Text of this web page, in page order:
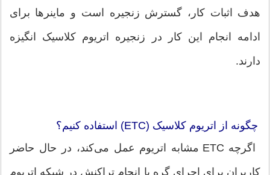
هدف اثبات کار، گسترش زنجیره است و ماینرها برای
ادامه انجام این کار در زنجیره اتریوم کلاسیک انگیزه
دارند.
چگونه از اتریوم کلاسیک (ETC) استفاده کنیم؟
اگرچه ETC مشابه اتریوم عمل می‌کند، در حال حاضر
کاربران برای اجرای گره یا انجام تراکنش در شبکه اتریوم